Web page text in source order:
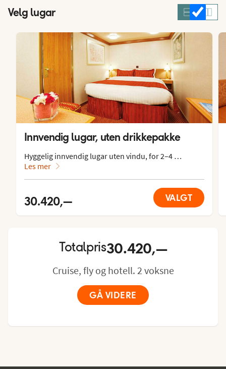
Velg lugar
Innvendig lugar, uten drikkepakke
Hyggelig innvendig lugar uten vindu, for 2–4
personer.
Lugaren har en dobbeltseng eller to enkeltsenger,
ekstra oppredning i nedfellbar seng. Den er utstyrt
med tv, radio, telefon, safe, minibar, skrivebord,
hårføner og garderobe. Wc og dusj. Aircondition og
Lugarens størrelse: ca. 14 m²
Lugarenes utseende kan variere.
Les mer
30.420,— VALGT
Totalpris30.420,—
Cruise, fly og hotell. 2 voksne
GÅ VIDERE